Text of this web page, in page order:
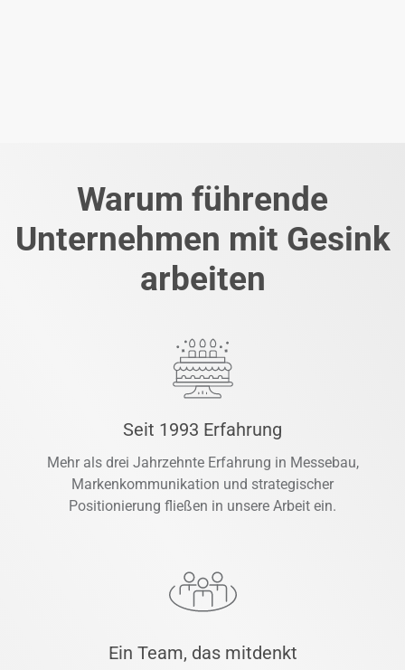
Warum führende
Unternehmen mit Gesink
arbeiten
Seit 1993 Erfahrung
Mehr als drei Jahrzehnte Erfahrung in Messebau,
Markenkommunikation und strategischer
Positionierung fließen in unsere Arbeit ein.
Ein Team, das mitdenkt